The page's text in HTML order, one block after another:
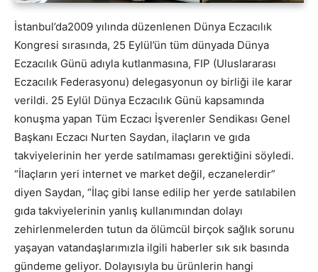
İstanbul’da2009 yılında düzenlenen Dünya Eczacılık
Kongresi sırasında, 25 Eylül’ün tüm dünyada Dünya
Eczacılık Günü adıyla kutlanmasına, FIP (Uluslararası
Eczacılık Federasyonu) delegasyonun oy birliği ile karar
verildi. 25 Eylül Dünya Eczacılık Günü kapsamında
konuşma yapan Tüm Eczacı İşverenler Sendikası Genel
Başkanı Eczacı Nurten Saydan, ilaçların ve gıda
takviyelerinin her yerde satılmaması gerektiğini söyledi.
“İlaçların yeri internet ve market değil, eczanelerdir”
diyen Saydan, “İlaç gibi lanse edilip her yerde satılabilen
gıda takviyelerinin yanlış kullanımından dolayı
zehirlenmelerden tutun da ölümcül birçok sağlık sorunu
yaşayan vatandaşlarımızla ilgili haberler sık sık basında
gündeme geliyor. Dolayısıyla bu ürünlerin hangi